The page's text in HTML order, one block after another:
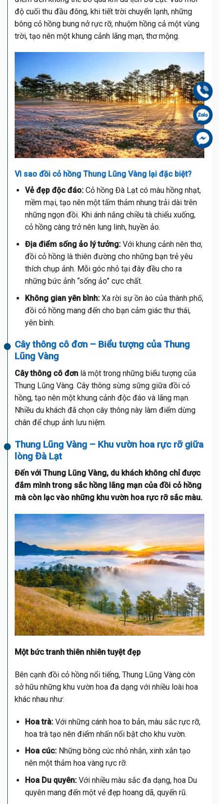
độ cuối thu đầu đông, khi tiết trời chuyển lạnh, những
bông cỏ hồng bung nở rực rỡ, nhuộm hồng cả một vùng
trời, tạo nên một khung cảnh lãng mạn, thơ mộng.
Vì sao đồi cỏ hồng Thung Lũng Vàng lại đặc biệt?
Vẻ đẹp độc đáo:Cỏ hồng Đà Lạt có màu hồng nhạt,
mềm mại, tạo nên một tấm thảm nhung trải dài trên
những ngọn đồi. Khi ánh nắng chiều tà chiếu xuống,
cỏ hồng càng trở nên lung linh, huyền ảo.
Địa điểm sống ảo lý tưởng:Với khung cảnh nên thơ,
đồi cỏ hồng là thiên đường cho những bạn trẻ yêu
thích chụp ảnh. Mỗi góc nhỏ tại đây đều cho ra
những bức ảnh “sống ảo” cực chất.
Không gian yên bình:Xa rời sự ồn ào của thành phố,
đồi cỏ hồng mang đến cho bạn cảm giác thư thái,
yên bình.
Cây thông cô đơn – Biểu tượng của Thung
Lũng Vàng
Cây thông cô đơn là một trong những biểu tượng của
Thung Lũng Vàng. Cây thông sừng sững giữa đồi cỏ
hồng, tạo nên một khung cảnh độc đáo và lãng mạn.
Nhiều du khách đã chọn cây thông này làm điểm dừng
chân để chụp ảnh lưu niệm.
Thung Lũng Vàng – Khu vườn hoa rực rỡ giữa
lòng Đà Lạt
Đến với Thung Lũng Vàng, du khách không chỉ được
đắm mình trong sắc hồng lãng mạn của đồi cỏ hồng
mà còn lạc vào những khu vườn hoa rực rỡ sắc màu.
Một bức tranh thiên nhiên tuyệt đẹp
Bên cạnh đồi cỏ hồng nổi tiếng, Thung Lũng Vàng còn
sở hữu những khu vườn hoa đa dạng với nhiều loài hoa
khác nhau như:
Hoa trà:Với những cánh hoa to bản, màu sắc rực rỡ,
hoa trà tạo nên điểm nhấn nổi bật cho khu vườn.
Hoa cúc:Những bông cúc nhỏ nhắn, xinh xắn tạo
nên một thảm hoa vàng rực rỡ.
Hoa Du quyên:Với nhiều màu sắc đa dạng, hoa Du
quyên mang đến một vẻ đẹp hoang dã, quyến rũ.